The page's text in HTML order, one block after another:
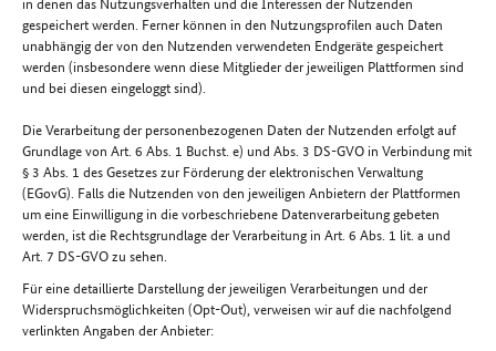
gespeichert werden. Ferner können in den Nutzungsprofilen auch Daten
unabhängig der von den Nutzenden verwendeten Endgeräte gespeichert
werden (insbesondere wenn diese Mitglieder der jeweiligen Plattformen sind
und bei diesen eingeloggt sind).
Die Verarbeitung der personenbezogenen Daten der Nutzenden erfolgt auf
Grundlage von Art. 6 Abs. 1 Buchst. e) und Abs. 3 DS-GVO in Verbindung mit
§ 3 Abs. 1 des Gesetzes zur Förderung der elektronischen Verwaltung
(EGovG). Falls die Nutzenden von den jeweiligen Anbietern der Plattformen
um eine Einwilligung in die vorbeschriebene Datenverarbeitung gebeten
werden, ist die Rechtsgrundlage der Verarbeitung in Art. 6 Abs. 1 lit. a und
Art. 7 DS-GVO zu sehen.
Für eine detaillierte Darstellung der jeweiligen Verarbeitungen und der
Widerspruchsmöglichkeiten (Opt-Out), verweisen wir auf die nachfolgend
verlinkten Angaben der Anbieter: